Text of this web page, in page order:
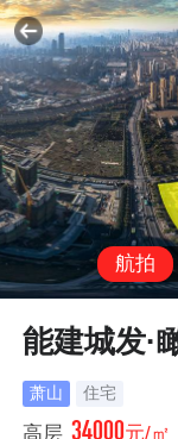
航拍
能建城发·
萧山 住宅
高层 元/㎡